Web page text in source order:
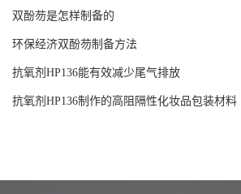
双酚芴是怎样制备的
环保经济双酚芴制备方法
抗氧剂HP136能有效减少尾气排放
抗氧剂HP136制作的高阻隔性化妆品包装材料